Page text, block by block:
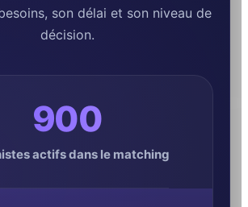
son délai et son niveau de
décision.
900
actifs dans le matching